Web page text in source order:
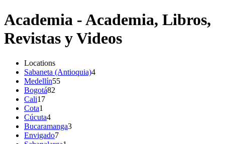
Academia - Academia, Libros,
Revistas y Videos
Locations
Sabaneta (Antioquia)4
Medellín55
Bogotá82
Cali17
Cota1
Cúcuta4
Bucaramanga3
Envigado7